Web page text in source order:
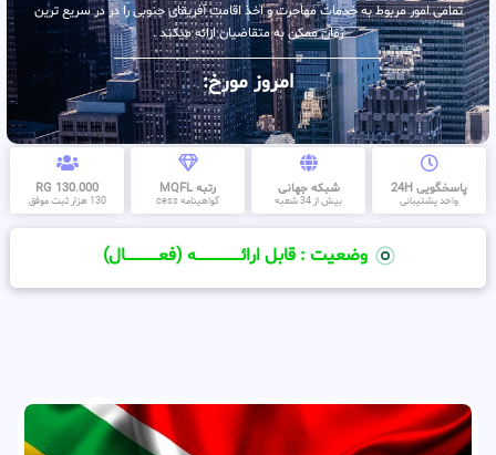
تمامی امور مربوط به خدمات مهاجرت و اخذ اقامت آفریقای جنوبی را در در سریع ترین
زمان ممکن به متقاضیان ارائه میکند .
امروز مورخ:
پاسخگویی 24H
واحد پشتیبانی
شبکه جهانی
بیش از 34 شعبه
رتبه MQFL
گواهینامه cess
130.000 RG
130 هزار ثبت موفق
وضعیت : قابل ارائــــــــــــــــــــه (فعـــــــــــــــال)